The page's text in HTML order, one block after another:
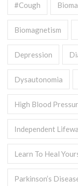
#cough
Biomagnetism
Depression
Dysautonomia
High Blood
Independent
Learn To Heal
Parkinson’s